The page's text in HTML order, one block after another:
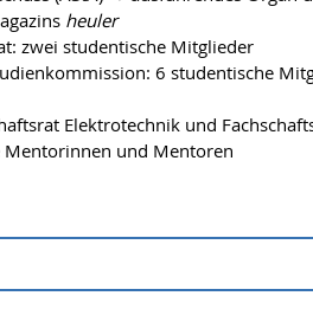
heuler
zwei studentische Mitglieder
6 studentische
Elektrotechnik und
und Mentoren